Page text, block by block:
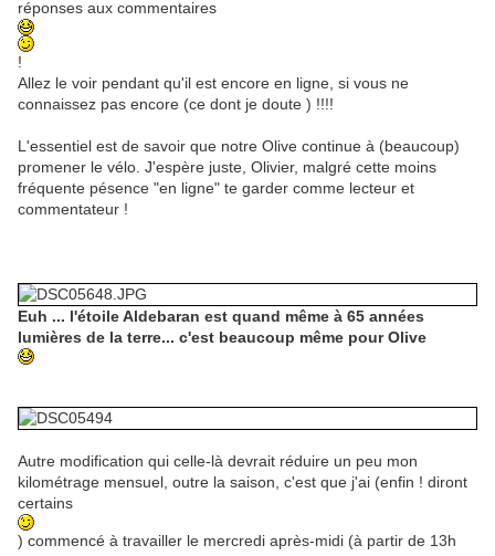
réponses aux commentaires
!
Allez le voir pendant qu'il est encore en ligne, si vous ne
connaissez pas encore (ce dont je doute ) !!!!
L'essentiel est de savoir que notre Olive continue à (beaucoup)
promener le vélo. J'espère juste, Olivier, malgré cette moins
fréquente pésence "en ligne" te garder comme lecteur et
commentateur !
Euh ... l'étoile Aldebaran est quand même à 65 années
lumières de la terre... c'est beaucoup même pour Olive
Autre modification qui celle-là devrait réduire un peu mon
kilométrage mensuel, outre la saison, c'est que j'ai (enfin ! diront
certains
) commencé à travailler le mercredi après-midi (à partir de 13h